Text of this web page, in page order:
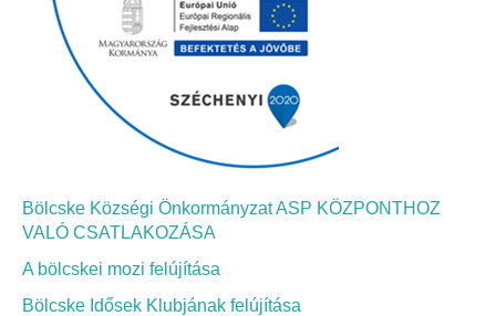
Bölcskei Néptánc Egyesület
Bölcskei Polgárőrség
Bölcskei Klímakör
HIVATAL
Szervezeti felépítés
Bölcske Községi Önkormányzat ASP KÖZPONTHOZ
VALÓ CSATLAKOZÁSA
A bölcskei mozi felújítása
Bölcske Idősek Klubjának felújítása